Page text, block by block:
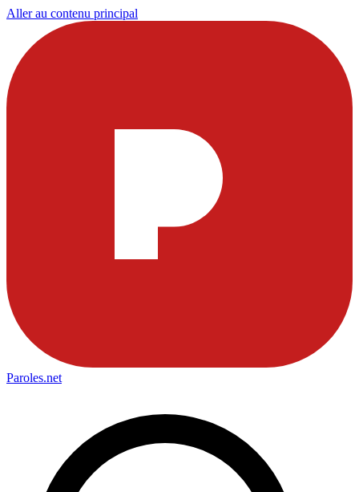
Aller au contenu principal
Paroles.net